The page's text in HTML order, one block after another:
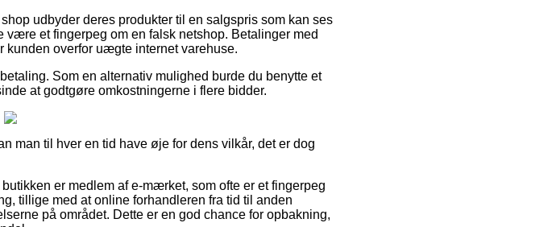
udbyder deres produkter til en salgspris som kan ses
et fingerpeg om en falsk netshop. Betalinger med
kunden overfor uægte internet varehuse.
Som en alternativ mulighed burde du benytte et
at godtgøre omkostningerne i flere bidder.
man til hver en tid have øje for dens vilkår, det er dog
er medlem af e-mærket, som ofte er et fingerpeg
tillige med at online forhandleren fra tid til anden
på området. Dette er en god chance for opbakning,